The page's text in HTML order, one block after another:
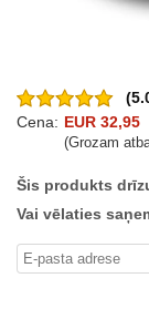
Cena: EUR 32,95
(Grozam
Šis produkts
Vai vēlaties